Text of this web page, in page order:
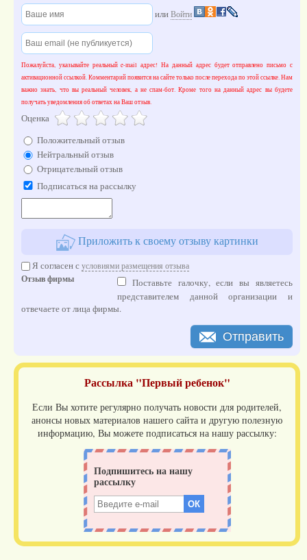
илиВойти
Пожалуйста, указывайте реальный e-mail адрес! На данный адрес будет отправлено письмо с
активационной ссылкой. Комментарий появится на сайте только после перехода по этой ссылке. Нам
важно знать, что вы реальный человек, а не спам-бот. Кроме того на данный адрес вы будете
получать уведомления об ответах на Ваш отзыв.
Оценка
Положительный отзыв
Нейтральный отзыв
Отрицательный отзыв
Подписаться на рассылку
Приложить к своему отзыву картинки
Я согласен сусловиями размещения отзыва
Отзыв фирмы
Поставьте галочку, если вы являетесь
представителем данной организации и
отвечаете от лица фирмы.
Отправить
Рассылка "Первый ребенок"
Если Вы хотите регулярно получать новости для родителей,
анонсы новых материалов нашего сайта и другую полезную
информацию, Вы можете подписаться на нашу рассылку: